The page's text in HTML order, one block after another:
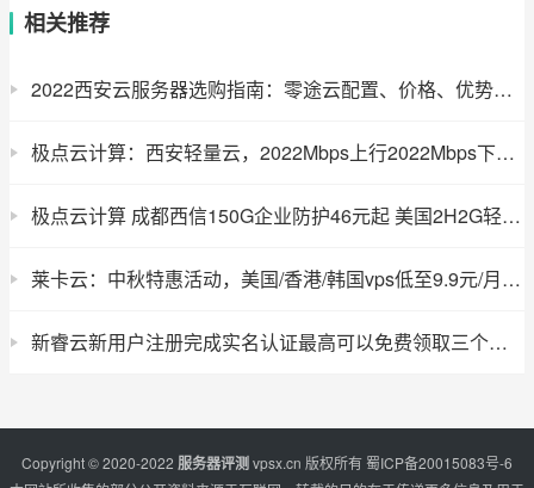
相关推荐
2022西安云服务器选购指南：零途云配置、价格、优势全览
极点云计算：西安轻量云，2022Mbps上行2022Mbps下行带宽，2022Gbps防御，2022.9元/月起
极点云计算 成都西信150G企业防护46元起 美国2H2G轻量云9.9元起
莱卡云：中秋特惠活动，美国/香港/韩国vps低至9.9元/月起，国内vps低至2022.9元/月起
新睿云新用户注册完成实名认证最高可以免费领取三个月国内VPS
Copyright © 2020-2022 服务器评测vpsx.cn 版权所有 蜀ICP备20015083号-6